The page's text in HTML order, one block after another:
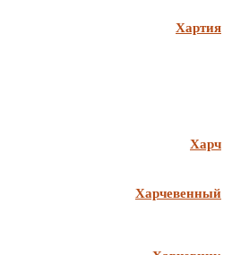
Хартия
Харч
Харчевенный